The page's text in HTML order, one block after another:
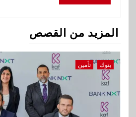
المزيد من القصص
بنوك تأمين